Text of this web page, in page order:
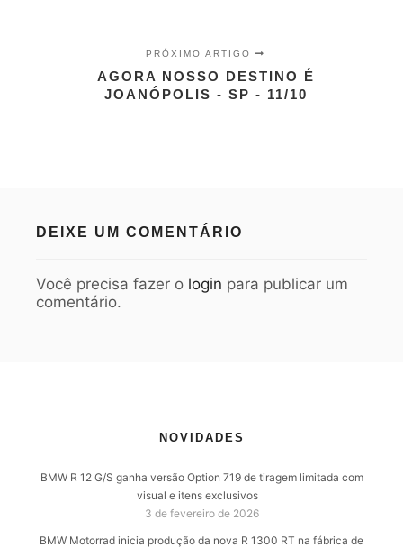
PRÓXIMO ARTIGO
AGORA NOSSO DESTINO É
JOANÓPOLIS - SP - 11/10
DEIXE UM COMENTÁRIO
Você precisa fazer o login para publicar um
comentário.
NOVIDADES
BMW R 12 G/S ganha versão Option 719 de tiragem limitada com
visual e itens exclusivos
3 de fevereiro de 2026
BMW Motorrad inicia produção da nova R 1300 RT na fábrica de